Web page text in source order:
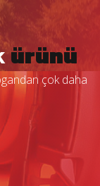
ürünü
çok daha